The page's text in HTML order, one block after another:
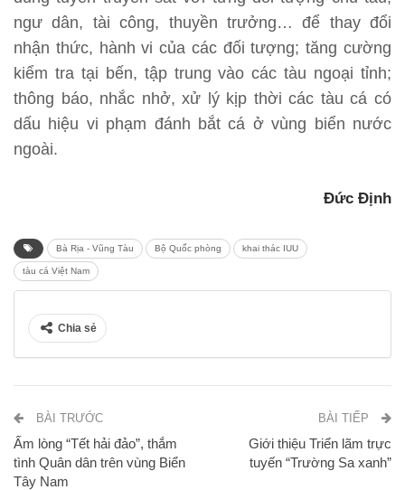
ngư dân, tài công, thuyền trưởng… để thay đổi
nhận thức, hành vi của các đối tượng; tăng cường
kiểm tra tại bến, tập trung vào các tàu ngoại tỉnh;
thông báo, nhắc nhở, xử lý kịp thời các tàu cá có
dấu hiệu vi phạm đánh bắt cá ở vùng biển nước
ngoài.
Đức Định
Bà Rịa - Vũng Tàu Bộ Quốc phòng khai thác IUU
tàu cá Việt Nam
Chia sẻ
BÀI TRƯỚC
Ấm lòng “Tết hải đảo”, thắm
tình Quân dân trên vùng Biển
Tây Nam
BÀI TIẾP
Giới thiệu Triển lãm trực
tuyến “Trường Sa xanh”